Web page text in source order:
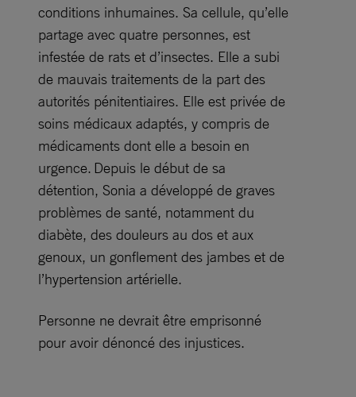
conditions inhumaines. Sa cellule, qu’elle
partage avec quatre personnes, est
infestée de rats et d’insectes. Elle a subi
de mauvais traitements de la part des
autorités pénitentiaires. Elle est privée de
soins médicaux adaptés, y compris de
médicaments dont elle a besoin en
urgence. Depuis le début de sa
détention, Sonia a développé de graves
problèmes de santé, notamment du
diabète, des douleurs au dos et aux
genoux, un gonflement des jambes et de
l’hypertension artérielle.
Personne ne devrait être emprisonné
pour avoir dénoncé des injustices.